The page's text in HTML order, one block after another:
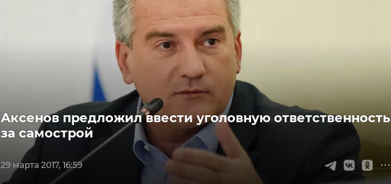
29 марта 2017, 16:59
Аксенов предложил ввести уголовную ответственность
за самострой